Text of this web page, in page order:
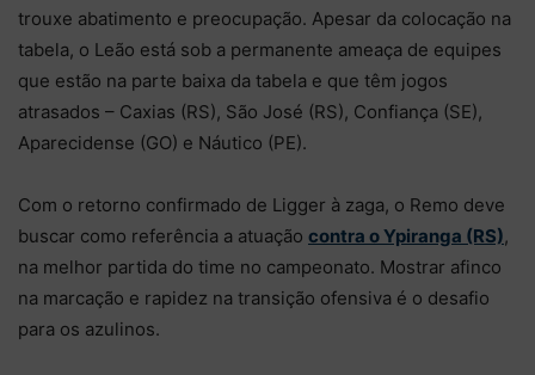
trouxe abatimento e preocupação. Apesar da colocação na
tabela, o Leão está sob a permanente ameaça de equipes
que estão na parte baixa da tabela e que têm jogos
atrasados – Caxias (RS), São José (RS), Confiança (SE),
Aparecidense (GO) e Náutico (PE).
Com o retorno confirmado de Ligger à zaga, o Remo deve
buscar como referência a atuação contra o Ypiranga (RS),
na melhor partida do time no campeonato. Mostrar afinco
na marcação e rapidez na transição ofensiva é o desafio
para os azulinos.